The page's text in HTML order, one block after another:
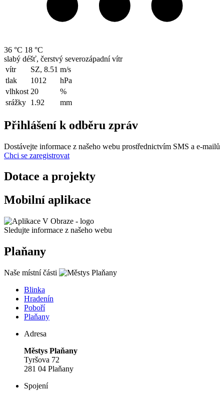
36 °C 18 °C
slabý déšť, čerstvý severozápadní vítr
vítr
SZ, 8.51 m/s
tlak
1012
hPa
vlhkost 20
%
srážky 1.92 mm
Přihlášení k odběru zpráv
Dostávejte informace z našeho webu prostřednictvím SMS a e-mailů
Chci se zaregistrovat
Dotace a projekty
Mobilní aplikace
Sledujte informace z našeho webu
Plaňany
Naše místní části
Blinka
Hradenín
Poboří
Plaňany
Adresa
Městys Plaňany
Tyršova 72
281 04 Plaňany
Spojení